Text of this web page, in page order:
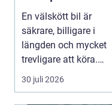
sätt
En välskött bil är
säkrare, billigare i
längden och mycket
trevligare att köra.
Trots det väntar mån...
30 juli 2026